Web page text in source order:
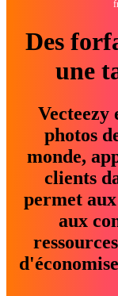
Des
une
Vecteezy
photos
monde,
clients
permet
aux